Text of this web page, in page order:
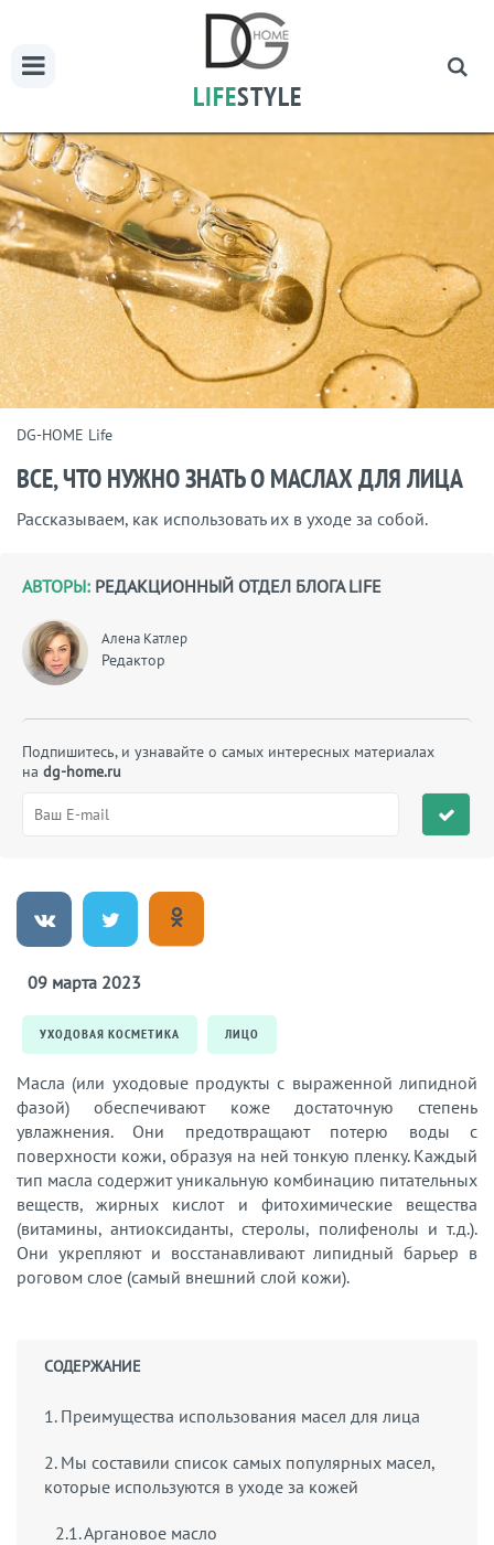
LIFESTYLE
DG-HOME Life
ВСЕ, ЧТО НУЖНО ЗНАТЬ О МАСЛАХ ДЛЯ ЛИЦА
Рассказываем, как использовать их в уходе за собой.
АВТОРЫ: РЕДАКЦИОННЫЙ ОТДЕЛ БЛОГА LIFE
Алена Катлер
Редактор
Подпишитесь, и узнавайте о самых интересных материалах
на dg-home.ru
09 марта 2023
УХОДОВАЯ КОСМЕТИКА ЛИЦО
Масла (или уходовые продукты с выраженной липидной
фазой) обеспечивают коже достаточную степень
увлажнения. Они предотвращают потерю воды с
поверхности кожи, образуя на ней тонкую пленку. Каждый
тип масла содержит уникальную комбинацию питательных
веществ, жирных кислот и фитохимические вещества
(витамины, антиоксиданты, стеролы, полифенолы и т.д.).
Они укрепляют и восстанавливают липидный барьер в
роговом слое (самый внешний слой кожи).
СОДЕРЖАНИЕ
1. Преимущества использования масел для лица
2. Мы составили список самых популярных масел,
которые используются в уходе за кожей
2.1. Аргановое масло